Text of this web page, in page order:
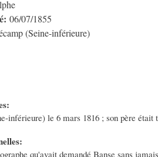
06/07/1855
(Seine-inférieure)
inférieure) le 6 mars 1816 ; son père était
qu'avait demandé Banse sans